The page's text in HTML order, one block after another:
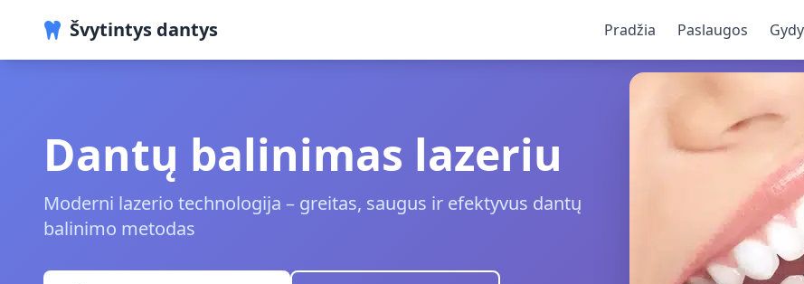
Švytintys dantys Pradžia Paslaugos
Dantų balinimas lazeriu
Moderni lazerio technologija – greitas, saugus ir efektyvus dantų
balinimo metodas